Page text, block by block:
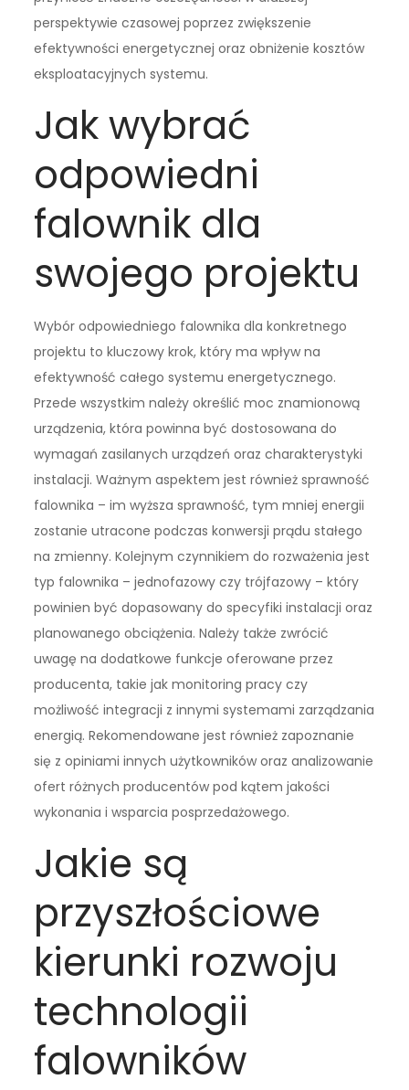
perspektywie czasowej poprzez zwiększenie
efektywności energetycznej oraz obniżenie kosztów
eksploatacyjnych systemu.
Jak wybrać
odpowiedni
falownik dla
swojego projektu
Wybór odpowiedniego falownika dla konkretnego
projektu to kluczowy krok, który ma wpływ na
efektywność całego systemu energetycznego.
Przede wszystkim należy określić moc znamionową
urządzenia, która powinna być dostosowana do
wymagań zasilanych urządzeń oraz charakterystyki
instalacji. Ważnym aspektem jest również sprawność
falownika – im wyższa sprawność, tym mniej energii
zostanie utracone podczas konwersji prądu stałego
na zmienny. Kolejnym czynnikiem do rozważenia jest
typ falownika – jednofazowy czy trójfazowy – który
powinien być dopasowany do specyfiki instalacji oraz
planowanego obciążenia. Należy także zwrócić
uwagę na dodatkowe funkcje oferowane przez
producenta, takie jak monitoring pracy czy
możliwość integracji z innymi systemami zarządzania
energią. Rekomendowane jest również zapoznanie
się z opiniami innych użytkowników oraz analizowanie
ofert różnych producentów pod kątem jakości
wykonania i wsparcia posprzedażowego.
Jakie są
przyszłościowe
kierunki rozwoju
technologii
falowników